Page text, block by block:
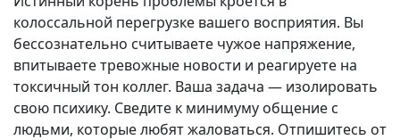
колоссальной перегрузке вашего восприятия. Вы
бессознательно считываете чужое напряжение,
впитываете тревожные новости и реагируете на
токсичный тон коллег. Ваша задача — изолировать
свою психику. Сведите к минимуму общение с
людьми, которые любят жаловаться. Отпишитесь от